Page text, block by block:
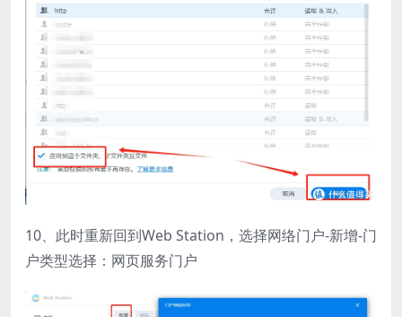
10、此时重新回到Web Station，选择网络门户-新增-门
户类型选择：网页服务门户